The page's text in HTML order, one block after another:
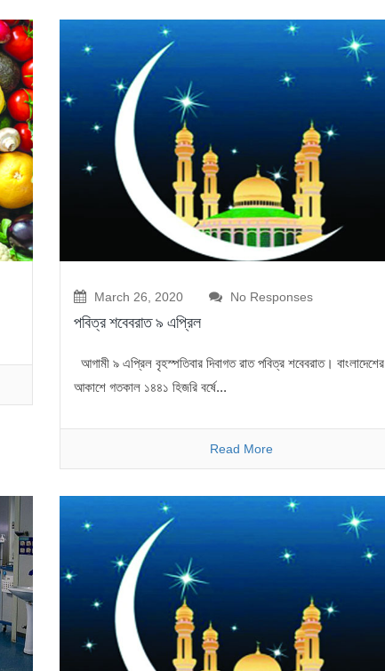
March 26, 2020 No Responses
পবিত্র শবেবরাত ৯ এপ্রিল
আগামী ৯ এপ্রিল বৃহস্পতিবার দিবাগত রাত পবিত্র শবেবরাত। বাংলাদেশের
আকাশে গতকাল ১৪৪১ হিজরি বর্ষে...
Read More